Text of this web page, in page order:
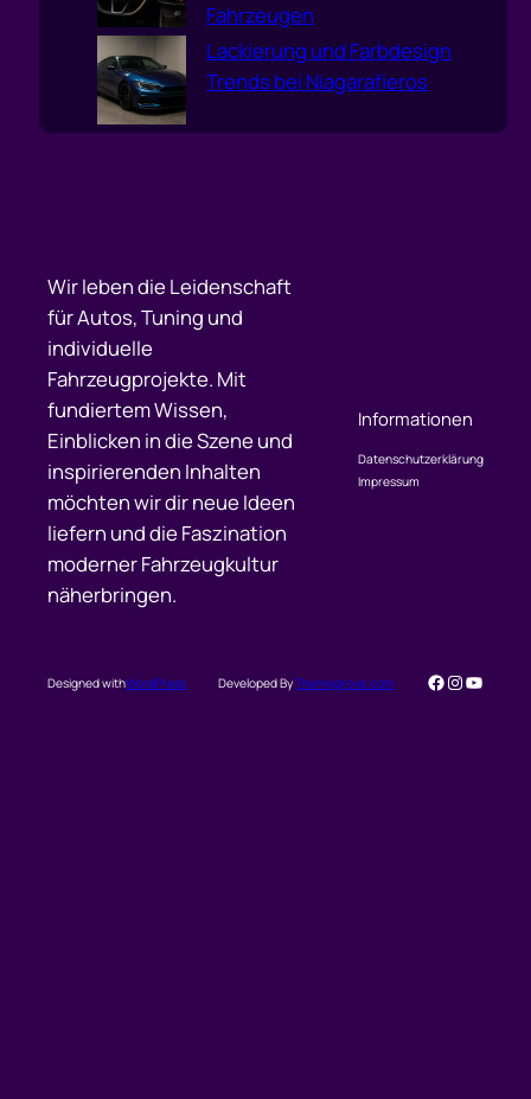
Fahrzeugen
Lackierung und Farbdesign
Trends bei Niagarafieros
Wir leben die Leidenschaft
für Autos, Tuning und
individuelle
Fahrzeugprojekte. Mit
fundiertem Wissen,
Einblicken in die Szene und
inspirierenden Inhalten
möchten wir dir neue Ideen
liefern und die Faszination
moderner Fahrzeugkultur
näherbringen.
Informationen
Datenschutzerklärung
Impressum
Designed withWordPress Developed ByThemegrove.com Facebook